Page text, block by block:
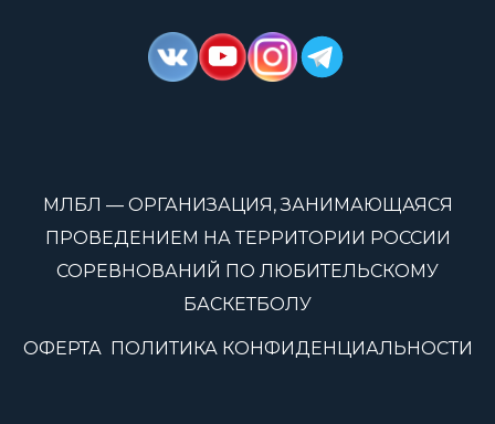
МЛБЛ — ОРГАНИЗАЦИЯ, ЗАНИМАЮЩАЯСЯ
ПРОВЕДЕНИЕМ НА ТЕРРИТОРИИ РОССИИ
СОРЕВНОВАНИЙ ПО ЛЮБИТЕЛЬСКОМУ
БАСКЕТБОЛУ
ОФЕРТА ПОЛИТИКА КОНФИДЕНЦИАЛЬНОСТИ